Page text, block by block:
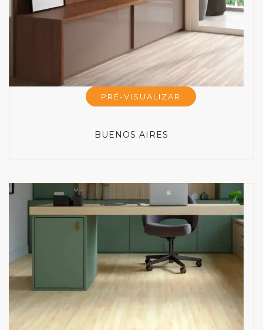
PRÉ-VISUALIZAR
BUENOS AIRES